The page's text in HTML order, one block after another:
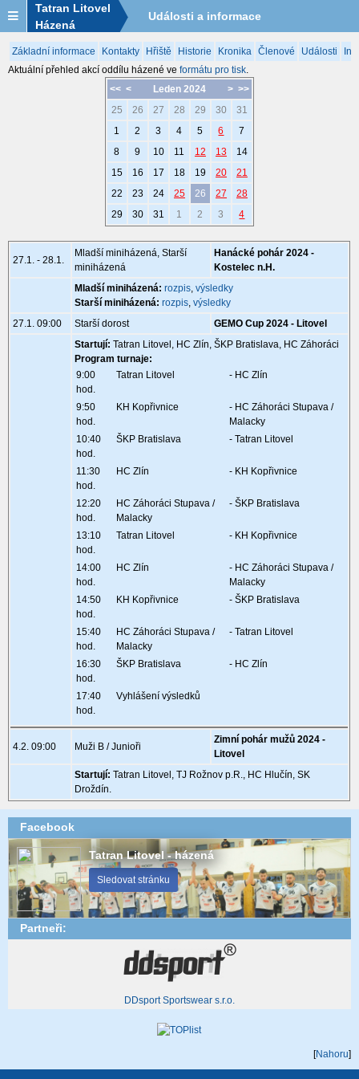
Tatran Litovel
Házená
Události a informace
Základní informace Kontakty Hřiště Historie Kronika Členové Události
Aktuální přehled akcí oddílu házené ve formátu pro tisk.
<< < > >>
Leden 2024
25
26 27 28 29 30
31
1
2 3 4 5 6
7
8
9 10 11 12 13
14
15
16 17 18 19 20
21
22
23 24 25 26 27
28
29
30 31 1 2 3 4
27.1. - 28.1.
Mladší miniházená, Starší
miniházená
Hanácké pohár 2024 -
Kostelec n.H.
Mladší miniházená: rozpis,výsledky
Starší miniházená: rozpis,výsledky
27.1. 09:00
Starší dorost
GEMO Cup 2024 - Litovel
Startují:Tatran Litovel, HC Zlín, ŠKP Bratislava, HC Záhoráci
Program turnaje:
9:00
hod.
Tatran Litovel - HC Zlín
9:50
hod.
KH Kopřivnice
- HC Záhoráci Stupava /
Malacky
10:40
hod.
ŠKP Bratislava - Tatran Litovel
11:30
hod.
HC Zlín - KH Kopřivnice
12:20
hod.
HC Záhoráci Stupava /
Malacky
- ŠKP Bratislava
13:10
hod.
Tatran Litovel - KH Kopřivnice
14:00
hod.
HC Zlín
- HC Záhoráci Stupava /
Malacky
14:50
hod.
KH Kopřivnice - ŠKP Bratislava
15:40
hod.
HC Záhoráci Stupava /
Malacky
- Tatran Litovel
16:30
hod.
ŠKP Bratislava - HC Zlín
17:40
hod.
Vyhlášení výsledků
4.2. 09:00 Muži B / Junioři
Zimní pohár mužů 2024 -
Litovel
Startují: Tatran Litovel, TJ Rožnov p.R., HC Hlučín, SK
Droždín.
Facebook
Tatran Litovel - házená
Sledovat stránku
Partneři:
DDsport Sportswear s.r.o.
[Nahoru]